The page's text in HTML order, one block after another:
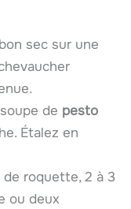
sec sur une
de pesto
Étalez en
roquette, 2 à 3
ou deux